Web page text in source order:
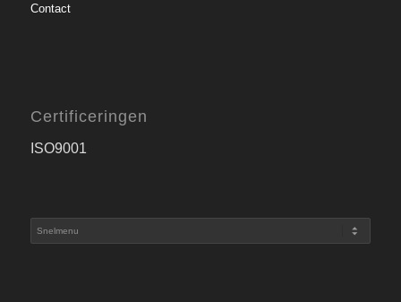
Contact
Certificeringen
ISO9001